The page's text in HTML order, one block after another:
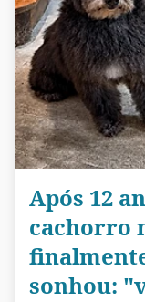
Após 12
cachorro
sonhou: